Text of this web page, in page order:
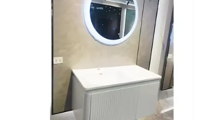
ΑΠΌΣΠΑΣΜΑ
SITEMAP
ΠΟΛΙΤΙΚΉ
ΜΥΣΤΙΚΌΤΗΤΑΣ